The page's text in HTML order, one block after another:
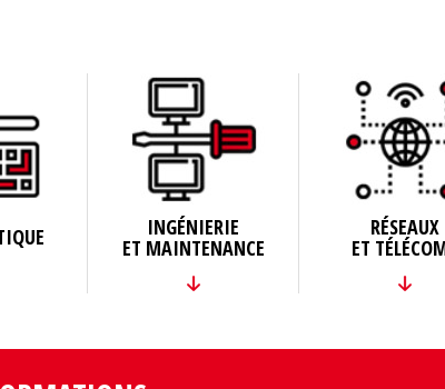
INGÉNIERIE
ET MAINTENANCE
RÉSEAUX
ET